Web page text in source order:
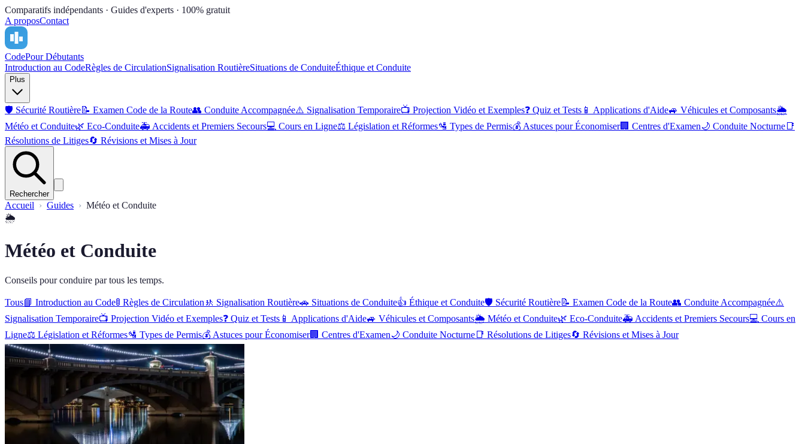
Comparatifs indépendants · Guides d'experts · 100% gratuit
A proposContact
CodePour Débutants
Introduction au CodeRègles de CirculationSignalisation RoutièreSituations de ConduiteÉthique et Conduite
Plus
🛡️ Sécurité Routière📝 Examen Code de la Route👥 Conduite Accompagnée⚠️ Signalisation Temporaire📺 Projection Vidéo et Exemples❓ Quiz et Tests 📱 Applications d'Aide🚙 Véhicules et Composants🌦️
Météo et Conduite🌿 Eco-Conduite🚑 Accidents et Premiers Secours💻 Cours en Ligne⚖️ Législation et Réformes🛂 Types de Permis💰 Astuces pour Économiser🏢 Centres d'Examen🌙 Conduite Nocturne 📑
Résolutions de Litiges🔄 Révisions et Mises à Jour
Rechercher
Accueil Guides
Météo et Conduite
🌦️
Météo et Conduite
Conseils pour conduire par tous les temps.
Tous📘 Introduction au Code🚦 Règles de Circulation 🚸 Signalisation Routière🚗 Situations de Conduite👍 Éthique et Conduite🛡️ Sécurité Routière📝 Examen Code de la Route👥 Conduite Accompagnée⚠️
Signalisation Temporaire📺 Projection Vidéo et Exemples❓ Quiz et Tests 📱 Applications d'Aide🚙 Véhicules et Composants🌦️ Météo et Conduite🌿 Eco-Conduite🚑 Accidents et Premiers Secours💻 Cours en
Ligne⚖️ Législation et Réformes🛂 Types de Permis💰 Astuces pour Économiser🏢 Centres d'Examen🌙 Conduite Nocturne 📑 Résolutions de Litiges🔄 Révisions et Mises à Jour